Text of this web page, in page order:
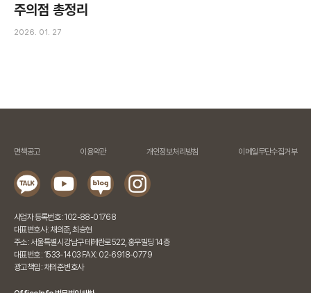
주의점 총정리
2026. 01. 27
면책공고 이용약관 개인정보처리방침 이메일무단수집거부
사업자 등록번호 : 102-88-01768
대표변호사 : 채의준, 최승현
주소 : 서울특별시 강남구 테헤란로 522, 홍우빌딩 14층
대표번호 : 1533-1403 FAX : 02-6918-0779
광고책임 : 채의준 변호사